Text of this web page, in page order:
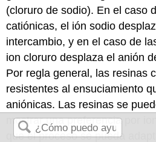
(cloruro de sodio). En el caso
catiónicas, el ión sodio
intercambio, y en el caso de
ion cloruro desplaza el anión
Por regla general, las resinas
resistentes al ensuciamiento
aniónicas. Las resinas se
mostrar una preferencia por
que el proceso se pueda